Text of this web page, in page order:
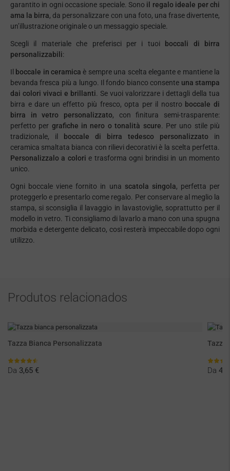
garantito in ogni occasione speciale. Sono il regalo ideale per chi
ama la birra, da personalizzare con una foto, una frase divertente,
un’illustrazione originale o un messaggio speciale.
Scegli il materiale che preferisci per i tuoi
boccali di birra
personalizzabili:
Il boccale in ceramica è sempre una scelta elegante e mantiene la
bevanda fresca più a lungo. Il fondo bianco consente una stampa
dai colori vivaci e brillanti. Se vuoi valorizzare i dettagli della tua
birra e dare un effetto più fresco, opta per il nostro boccale di
birra in vetro personalizzato, con finitura semi-trasparente:
perfetto per grafiche in nero o tonalità scure. Per uno stile più
tradizionale, il
boccale di birra tedesco personalizzato in
ceramica smaltata bianca con rilievi decorativi è la scelta perfetta.
Personalizzalo a colori e trasforma ogni brindisi in un momento
unico.
Ogni boccale viene fornito in una scatola singola, perfetta per
proteggerlo e presentarlo come regalo. Per conservare al meglio la
stampa, si sconsiglia il lavaggio in lavastoviglie, soprattutto per il
modello in vetro. Ti consigliamo di lavarlo a mano con una spugna
morbida e detergente delicato, così resterà impeccabile dopo ogni
utilizzo.
Produtos relacionados
Tazza Bianca Personalizzata
Da 3,65 €
Tazza
Da